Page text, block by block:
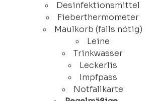
Desinfektionsmittel
Fieberthermometer
Maulkorb (falls nötig)
Leine
Trinkwasser
Leckerlis
Impfpass
Notfallkarte